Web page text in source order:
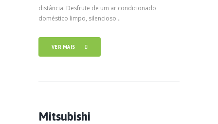
distância. Desfrute de um ar condicionado
doméstico limpo, silencioso...
VER MAIS
Mitsubishi